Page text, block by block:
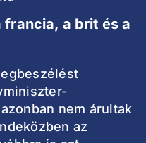
a brit és a
nem árultak
az